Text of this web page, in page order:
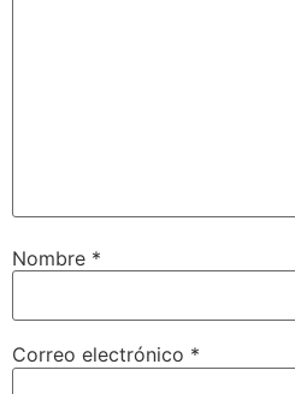
Nombre *
Correo electrónico *